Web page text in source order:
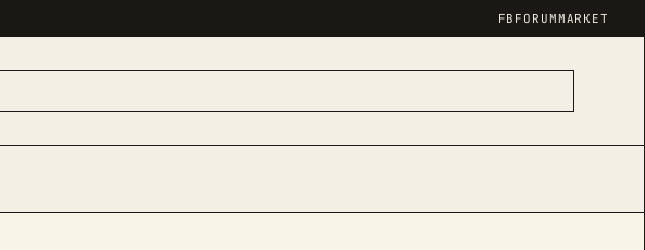
FB FORUMMARKET